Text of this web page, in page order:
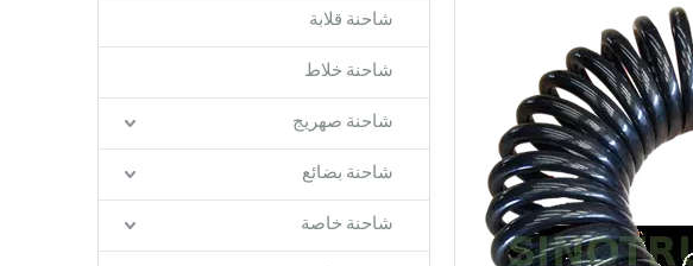
شاحنة قلابة
شاحنة خلاط
شاحنة صهريج
شاحنة بضائع
شاحنة خاصة